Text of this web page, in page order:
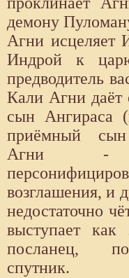
демону
Агни исцеляет
Индрой к
предводитель
Кали Агни даёт
сын Ангираса
приёмный
Агни -
возглашения, и
недостаточно
выступает
посланец,
спутник.